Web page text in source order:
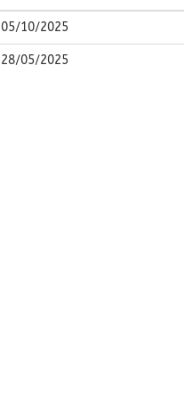
05/10/2025
28/05/2025